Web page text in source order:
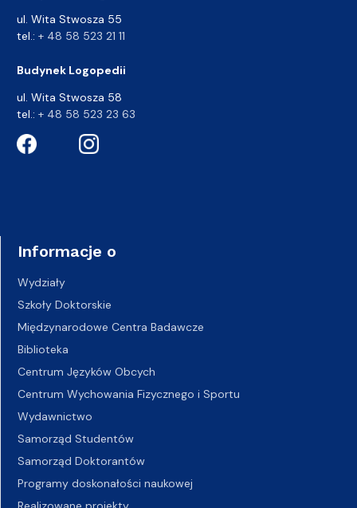
ul. Wita Stwosza 55
tel.: + 48 58 523 21 11
Budynek Logopedii
ul. Wita Stwosza 58
tel.: + 48 58 523 23 63
Informacje o
Wydziały
Szkoły Doktorskie
Międzynarodowe Centra Badawcze
Biblioteka
Centrum Języków Obcych
Centrum Wychowania Fizycznego i Sportu
Wydawnictwo
Samorząd Studentów
Samorząd Doktorantów
Programy doskonałości naukowej